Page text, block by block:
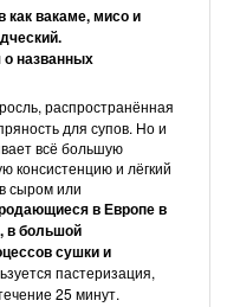
как вакаме, мисо и
названных
распространённая
для супов. Но и
всё большую
консистенцию и лёгкий
сыром или
в Европе в
в большой
сушки и
пастеризация,
25 минут.